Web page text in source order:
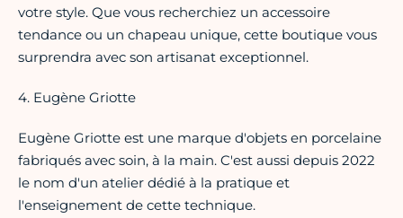
votre style. Que vous recherchiez un accessoire
tendance ou un chapeau unique, cette boutique vous
surprendra avec son artisanat exceptionnel.
4. Eugène Griotte
Eugène Griotte est une marque d'objets en porcelaine
fabriqués avec soin, à la main. C'est aussi depuis 2022
le nom d'un atelier dédié à la pratique et
l'enseignement de cette technique.